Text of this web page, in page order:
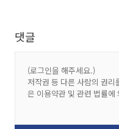
댓글